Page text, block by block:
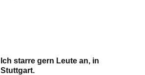
Ich starre gern Leute an, in
Stuttgart.